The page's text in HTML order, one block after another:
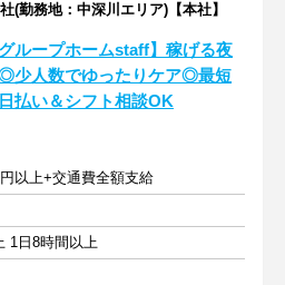
(勤務地：中深川エリア)【本社】
グループホームstaff】稼げる夜
少人数でゆったりケア◎最短
払い＆シフト相談OK
以上+交通費全額支給
1日8時間以上